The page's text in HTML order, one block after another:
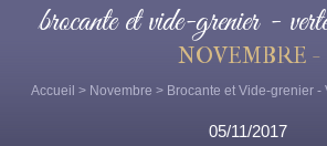
brocante et vide-grenier -
NOVEMBRE -
Accueil > Novembre > Brocante et Vide-grenier -
05/11/2017